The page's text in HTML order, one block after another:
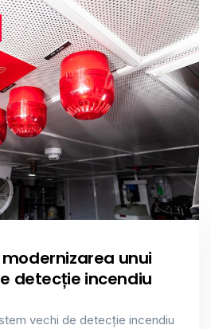
unui
detecție incendiu
vechi de detecție incendiu